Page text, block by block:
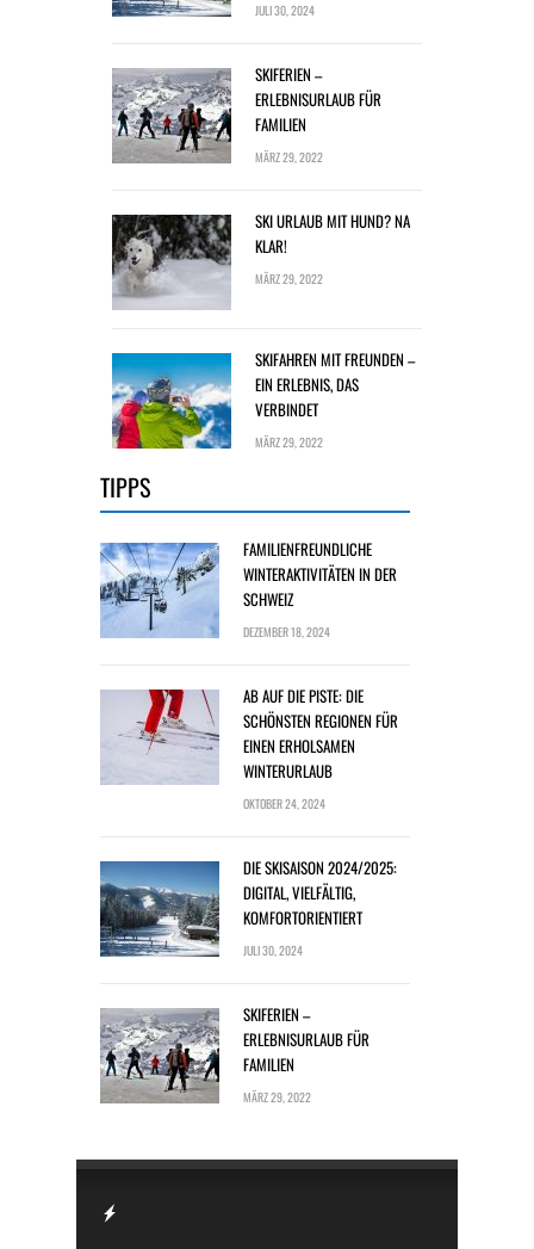
JULI 30, 2024
SKIFERIEN –
ERLEBNISURLAUB FÜR
FAMILIEN
MÄRZ 29, 2022
SKI URLAUB MIT HUND? NA
KLAR!
MÄRZ 29, 2022
SKIFAHREN MIT FREUNDEN –
EIN ERLEBNIS, DAS
VERBINDET
MÄRZ 29, 2022
TIPPS
FAMILIENFREUNDLICHE
WINTERAKTIVITÄTEN IN DER
SCHWEIZ
DEZEMBER 18, 2024
AB AUF DIE PISTE: DIE
SCHÖNSTEN REGIONEN FÜR
EINEN ERHOLSAMEN
WINTERURLAUB
OKTOBER 24, 2024
DIE SKISAISON 2024/2025:
DIGITAL, VIELFÄLTIG,
KOMFORTORIENTIERT
JULI 30, 2024
SKIFERIEN –
ERLEBNISURLAUB FÜR
FAMILIEN
MÄRZ 29, 2022